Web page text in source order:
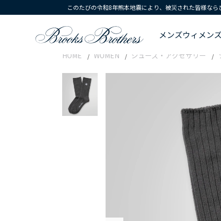
このたびの令和8年熊本地震により、被災された皆様な
メンズウィメン
HOME WOMEN シューズ・アクセサリー